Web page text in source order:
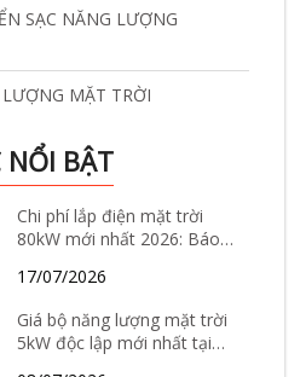
SẠC NĂNG LƯỢNG
MẶT TRỜI
BẬT
Chi phí lắp điện mặt trời
80kW mới nhất 2026: Báo
giải pháp tiết kiệm điện hiệu
quả
17/07/2026
Giá bộ năng lượng mặt trời
5kW độc lập mới nhất tại